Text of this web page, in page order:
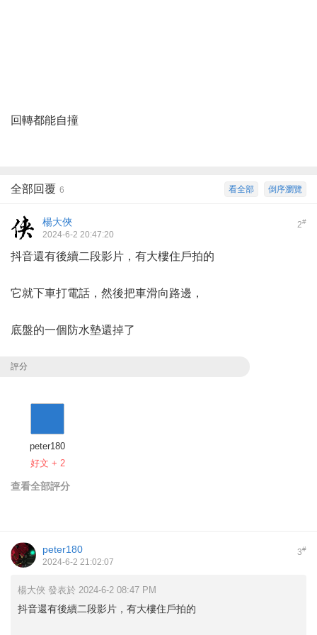
回轉都能自撞
倒序瀏覽
看全部
全部回覆 6
2#
楊大俠
2024-6-2 20:47:20
抖音還有後續二段影片，有大樓住戶拍的
它就下車打電話，然後把車滑向路邊，
底盤的一個防水墊還掉了
評分
peter180
好文 + 2
查看全部評分
3#
peter180
2024-6-2 21:02:07
楊大俠 發表於 2024-6-2 08:47 PM
抖音還有後續二段影片，有大樓住戶拍的